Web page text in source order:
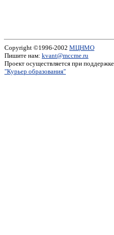
Copyright ©1996-2002 МЦНМО
Пишите нам: kvant@mccme.ru
Проект осуществляется при поддержке
"Курьер образования"